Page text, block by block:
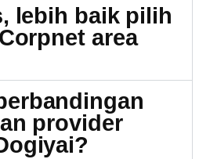
lebih baik pilih
area
provider